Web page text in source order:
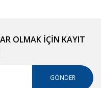
ederiz.
bulunuyor.
OLMAK İÇİN KAYIT
GÖNDER